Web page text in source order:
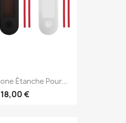
Étanche Pour...
18,00 €